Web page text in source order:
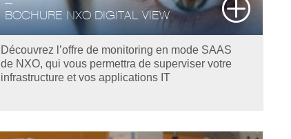
BOCHURE NXO DIGITAL VIEW
Découvrez l’offre de monitoring en mode SAAS
de NXO, qui vous permettra de superviser votre
infrastructure et vos applications IT